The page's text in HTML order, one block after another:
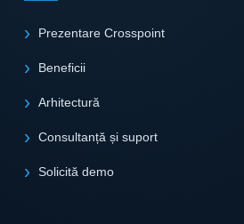
Prezentare Crosspoint
Beneficii
Arhitectură
Consultanță și suport
Solicită demo